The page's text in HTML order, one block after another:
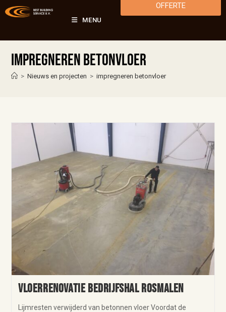
MENU
OFFERTE
impregneren betonvloer
> Nieuws en projecten > impregneren betonvloer
Vloerrenovatie bedrijfshal Rosmalen
Lijmresten verwijderd van betonnen vloer Voordat de